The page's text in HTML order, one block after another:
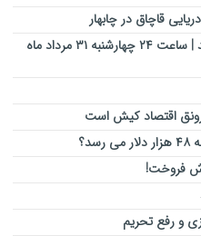
قاچاق در چابهار
یارانه ۳۰۰ هزار تومانی دولت واریز شد | ساعت ۲۴ چهارشنبه ۳۱ مرداد ماه
اقتصاد کیش است
فروخت!
و رفع تحریم‌